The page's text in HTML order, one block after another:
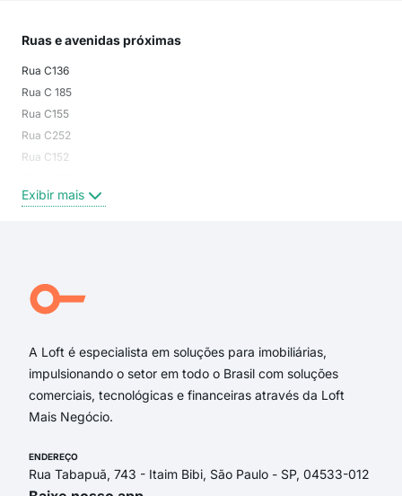
Ruas e avenidas próximas
Rua C136
Rua C 185
Rua C155
Rua C252
Rua C152
Rua C 154
Rua C148
Rua C151
Exibir mais
A Loft é especialista em soluções para imobiliárias,
impulsionando o setor em todo o Brasil com soluções
comerciais, tecnológicas e financeiras através da Loft
Mais Negócio.
ENDEREÇO
Rua Tabapuã, 743 - Itaim Bibi, São Paulo - SP, 04533-012